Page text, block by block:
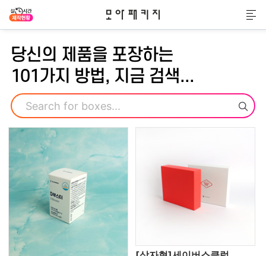
모아패키지
메
당신의 제품을 포장하는
101가지 방법, 지금 검색...
검색